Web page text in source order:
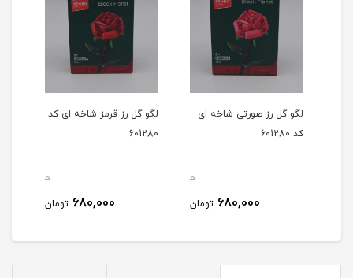
لگو گل رز صورتی شاخه ای
کد 601280
0
680,000 تومان
لگو گل رز قرمز شاخه ای کد
601280
0
680,000 تومان